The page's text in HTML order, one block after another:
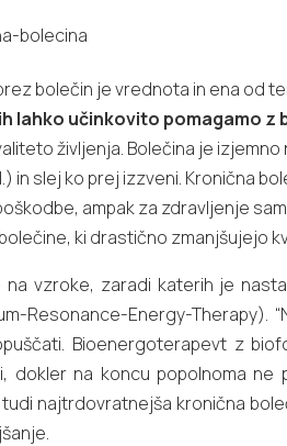
bolečin je vrednota in ena od
lahko učinkovito pomagamo
življenja. Bolečina je
in slej ko prej izzveni. Kronična
ampak za zdravljenje
ki drastično zmanjšujejo
na vzroke, zaradi katerih je
Resonance-Energy-Therapy).
Bioenergoterapevt z
dokler na koncu popolnoma ne
najtrdovratnejša kronična